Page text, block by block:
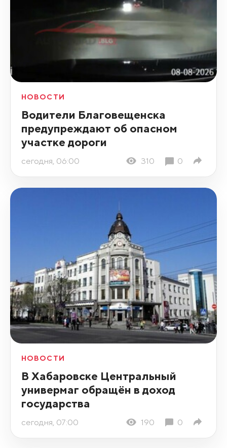
НОВОСТИ
Водители Благовещенска
предупреждают об опасном
участке дороги
сегодня, 06:00 310 0
НОВОСТИ
В Хабаровске Центральный
универмаг обращён в доход
государства
сегодня, 07:00 190 0